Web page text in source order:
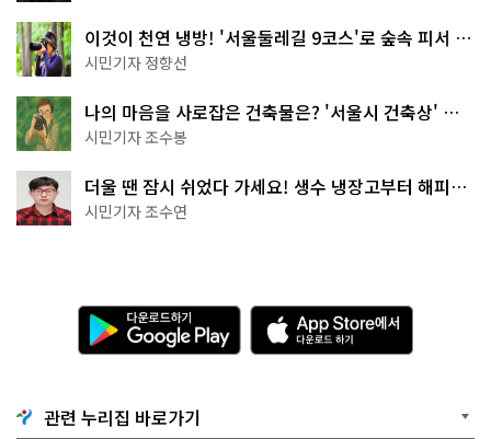
이것이 천연 냉방! '서울둘레길 9코스'로 숲속 피서 떠
나볼까
시민기자 정향선
나의 마음을 사로잡은 건축물은? '서울시 건축상' 수
상작 공개!
시민기자 조수봉
더울 땐 잠시 쉬었다 가세요! 생수 냉장고부터 해피소
·무더위쉼터까지
시민기자 조수연
다
운
로
기
G
A
p
p
관련 누리집 바로가기